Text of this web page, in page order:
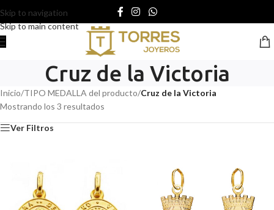
Skip to navigation
Skip to main content
Cruz de la Victoria
Inicio/TIPO MEDALLA del producto/Cruz de la Victoria
Mostrando los 3 resultados
Ver Filtros